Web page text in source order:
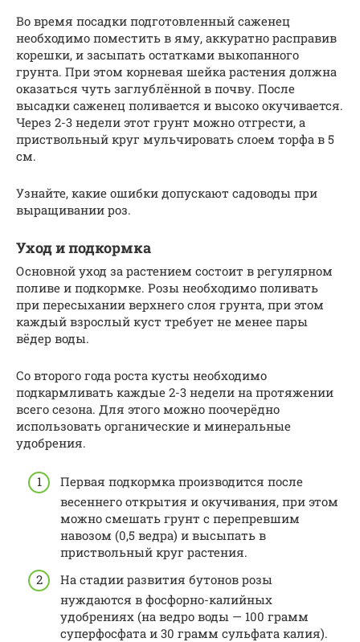
Во время посадки подготовленный саженец
необходимо поместить в яму, аккуратно расправив
корешки, и засыпать остатками выкопанного
грунта. При этом корневая шейка растения должна
оказаться чуть заглублённой в почву. После
высадки саженец поливается и высоко окучивается.
Через 2-3 недели этот грунт можно отгрести, а
приствольный круг мульчировать слоем торфа в 5
см.
Узнайте, какие ошибки допускают садоводы при
выращивании роз.
Уход и подкормка
Основной уход за растением состоит в регулярном
поливе и подкормке. Розы необходимо поливать
при пересыхании верхнего слоя грунта, при этом
каждый взрослый куст требует не менее пары
вёдер воды.
Со второго года роста кусты необходимо
подкармливать каждые 2-3 недели на протяжении
всего сезона. Для этого можно поочерёдно
использовать органические и минеральные
удобрения.
Первая подкормка производится после
весеннего открытия и окучивания, при этом
можно смешать грунт с перепревшим
навозом (0,5 ведра) и высыпать в
приствольный круг растения.
На стадии развития бутонов розы
нуждаются в фосфорно-калийных
удобрениях (на ведро воды — 100 грамм
суперфосфата и 30 грамм сульфата калия).